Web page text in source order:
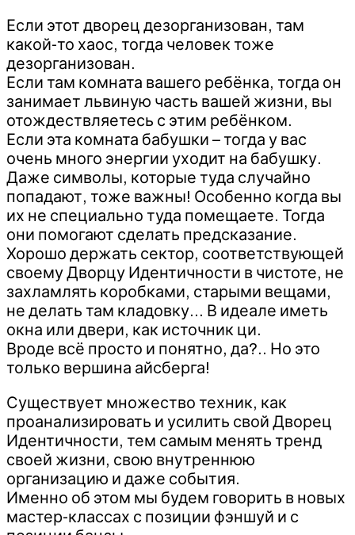
Если этот дворец дезорганизован, там
какой-то хаос, тогда человек тоже
дезорганизован.
Если там комната вашего ребёнка, тогда он
занимает львиную часть вашей жизни, вы
отождествляетесь с этим ребёнком.
Если эта комната бабушки – тогда у вас
очень много энергии уходит на бабушку.
Даже символы, которые туда случайно
попадают, тоже важны! Особенно когда вы
их не специально туда помещаете. Тогда
они помогают сделать предсказание.
Хорошо держать сектор, соответствующей
своему Дворцу Идентичности в чистоте, не
захламлять коробками, старыми вещами,
не делать там кладовку… В идеале иметь
окна или двери, как источник ци.
Вроде всё просто и понятно, да?.. Но это
только вершина айсберга!
Существует множество техник, как
проанализировать и усилить свой Дворец
Идентичности, тем самым менять тренд
своей жизни, свою внутреннюю
организацию и даже события.
Именно об этом мы будем говорить в новых
мастер-классах с позиции фэншуй и с